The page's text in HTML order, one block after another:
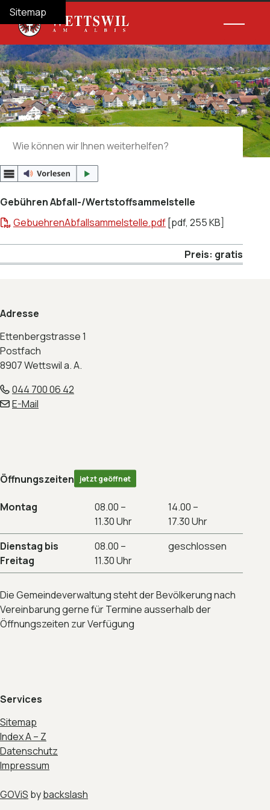
Navigieren in Wettswil am Albis
Schnellnavigation
Home
Navigation
Inhalt
Suche
Sitemap
Suche
Gebühren Abfall-/Wertstoffsammelstelle
GebuehrenAbfallsammelstelle.pdf [pdf, 255 KB]
Preis: gratis
Adresse
Ettenbergstrasse 1
Postfach
8907 Wettswil a. A.
044 700 06 42
E-Mail
Öffnungszeiten jetzt geöffnet
Montag
08.00 –
11.30 Uhr
14.00 –
17.30 Uhr
Dienstag bis
Freitag
08.00 –
11.30 Uhr
geschlossen
Die Gemeindeverwaltung steht der Bevölkerung nach
Vereinbarung gerne für Termine ausserhalb der
Öffnungszeiten zur Verfügung
Services
Sitemap
Index A – Z
Datenschutz
Impressum
GOViS bybackslash